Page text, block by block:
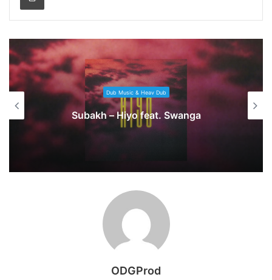
Dub Music & Heav Dub
Subakh – Hiyo feat. Swanga
ODGProd